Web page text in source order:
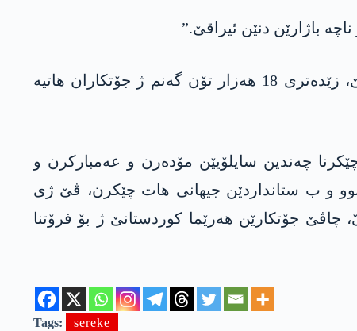
باژارێن دنێن ئیراقێ.”
ل سەر رادەستکرنا گەنمێ جۆتکاران، رێڤەبەریا چاندنێ یا رانیا راگھاند: “ھەتا ئیرۆ 25ێ خزیرانا 2022یێ، زێدەتری 18 ھەزار تۆن گەنم ژ جۆتکاران ھاتیە
چەندین سایلۆیێن مۆدەرن و عەمبارکرن و
نوو و ب ستانداردێن جیھانی ھات چێکرن، ڤێ ژی
چاڤێ جۆتکارێن هەرێما کوردستانێ ژ بۆ فرۆتنا
Tags: sereke